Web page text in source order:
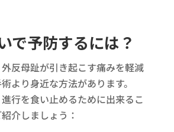
で予防するには？
反母趾が引き起こす痛みを軽減
より身近な方法があります。
行を食い止めるために出来るこ
介しましょう：